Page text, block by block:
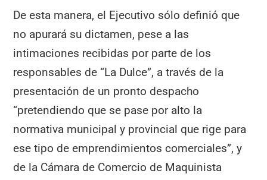
De esta manera, el Ejecutivo sólo definió que
no apurará su dictamen, pese a las
intimaciones recibidas por parte de los
responsables de “La Dulce”, a través de la
presentación de un pronto despacho
“pretendiendo que se pase por alto la
normativa municipal y provincial que rige para
ese tipo de emprendimientos comerciales”, y
de la Cámara de Comercio de Maquinista